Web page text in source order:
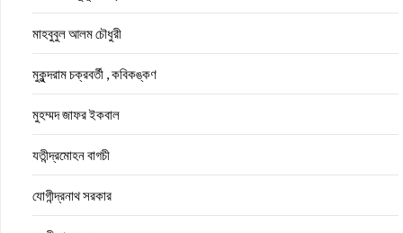
মাহবুবুল আলম চৌধুরী
মুকুন্দরাম চক্রবর্তী , কবিকঙ্কণ
মুহম্মদ জাফর ইকবাল
যতীন্দ্রমোহন বাগচী
যোগীন্দ্রনাথ সরকার